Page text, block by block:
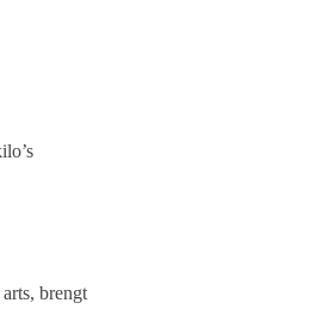
brengt